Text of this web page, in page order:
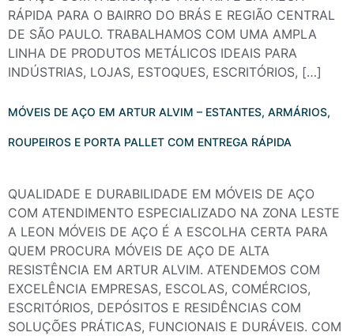
RÁPIDA PARA O BAIRRO DO BRÁS E REGIÃO CENTRAL
DE SÃO PAULO. TRABALHAMOS COM UMA AMPLA
LINHA DE PRODUTOS METÁLICOS IDEAIS PARA
INDÚSTRIAS, LOJAS, ESTOQUES, ESCRITÓRIOS, […]
MÓVEIS DE AÇO EM ARTUR ALVIM – ESTANTES, ARMÁRIOS,
ROUPEIROS E PORTA PALLET COM ENTREGA RÁPIDA
QUALIDADE E DURABILIDADE EM MÓVEIS DE AÇO
COM ATENDIMENTO ESPECIALIZADO NA ZONA LESTE
A LEON MÓVEIS DE AÇO É A ESCOLHA CERTA PARA
QUEM PROCURA MÓVEIS DE AÇO DE ALTA
RESISTÊNCIA EM ARTUR ALVIM. ATENDEMOS COM
EXCELÊNCIA EMPRESAS, ESCOLAS, COMÉRCIOS,
ESCRITÓRIOS, DEPÓSITOS E RESIDÊNCIAS COM
SOLUÇÕES PRÁTICAS, FUNCIONAIS E DURÁVEIS. COM